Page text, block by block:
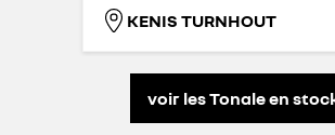
KENIS TURNHOUT
voir les Tonale en